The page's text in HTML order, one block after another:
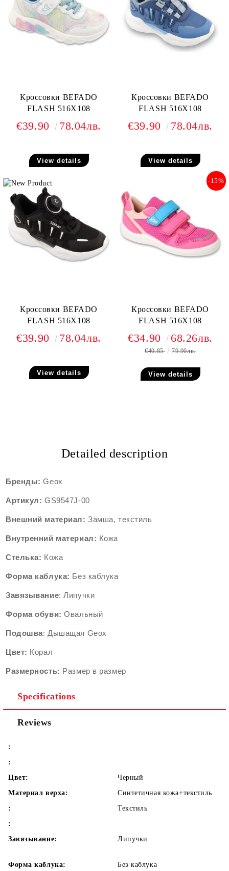
Кроссовки BEFADO
FLASH 516X108
€39.90 78.04лв.
View details
Кроссовки BEFADO
FLASH 516X108
€39.90 78.04лв.
View details
Кроссовки BEFADO
FLASH 516X108
€39.90 78.04лв.
View details
Кроссовки BEFADO
FLASH 516X108
-15%
€34.90 68.26лв.
€40.85 79.90лв.
View details
Detailed description
Бренды:Geox
Артикул:GS9547J-00
Внешний материал: Замша, текстиль
Внутренний материал: Кожа
Стелька: Кожа
Форма каблука: Без каблука
Завязывание: Липучки
Форма обуви: Oвальный
Подошва: Дышащая Geox
Цвет: Корал
Размерность: Размер в размер
Specifications
Reviews
:
:
Цвет:
Черный
Материал верха:
Синтетичная кожа+текстиль
:
Текстиль
:
Завязывание:
Липучки
Форма каблука: Без каблука